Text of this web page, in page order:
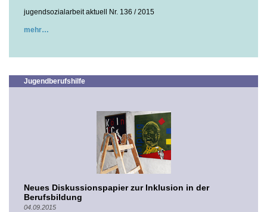
jugendsozialarbeit aktuell Nr. 136 / 2015
mehr
Jugendberufshilfe
Neues Diskussionspapier zur Inklusion in der
Berufsbildung
04.09.2015